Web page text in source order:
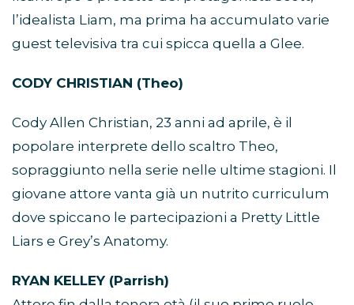
l’idealista Liam, ma prima ha accumulato varie
guest televisiva tra cui spicca quella a Glee.
CODY CHRISTIAN (Theo)
Cody Allen Christian, 23 anni ad aprile, è il
popolare interprete dello scaltro Theo,
sopraggiunto nella serie nelle ultime stagioni. Il
giovane attore vanta già un nutrito curriculum
dove spiccano le partecipazioni a Pretty Little
Liars e Grey’s Anatomy.
RYAN KELLEY (Parrish)